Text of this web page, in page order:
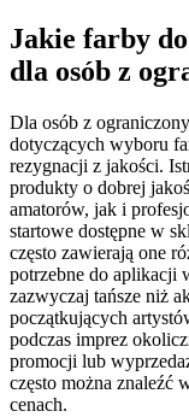
Jakie farby
dla osób z
Dla osób z
dotyczących wyboru
rezygnacji z jakości.
produkty o dobrej
amatorów, jak i
startowe dostępne w
często zawierają one
potrzebne do aplikacji
zazwyczaj tańsze niż
początkujących
podczas imprez
promocji lub
często można znaleźć
cenach.